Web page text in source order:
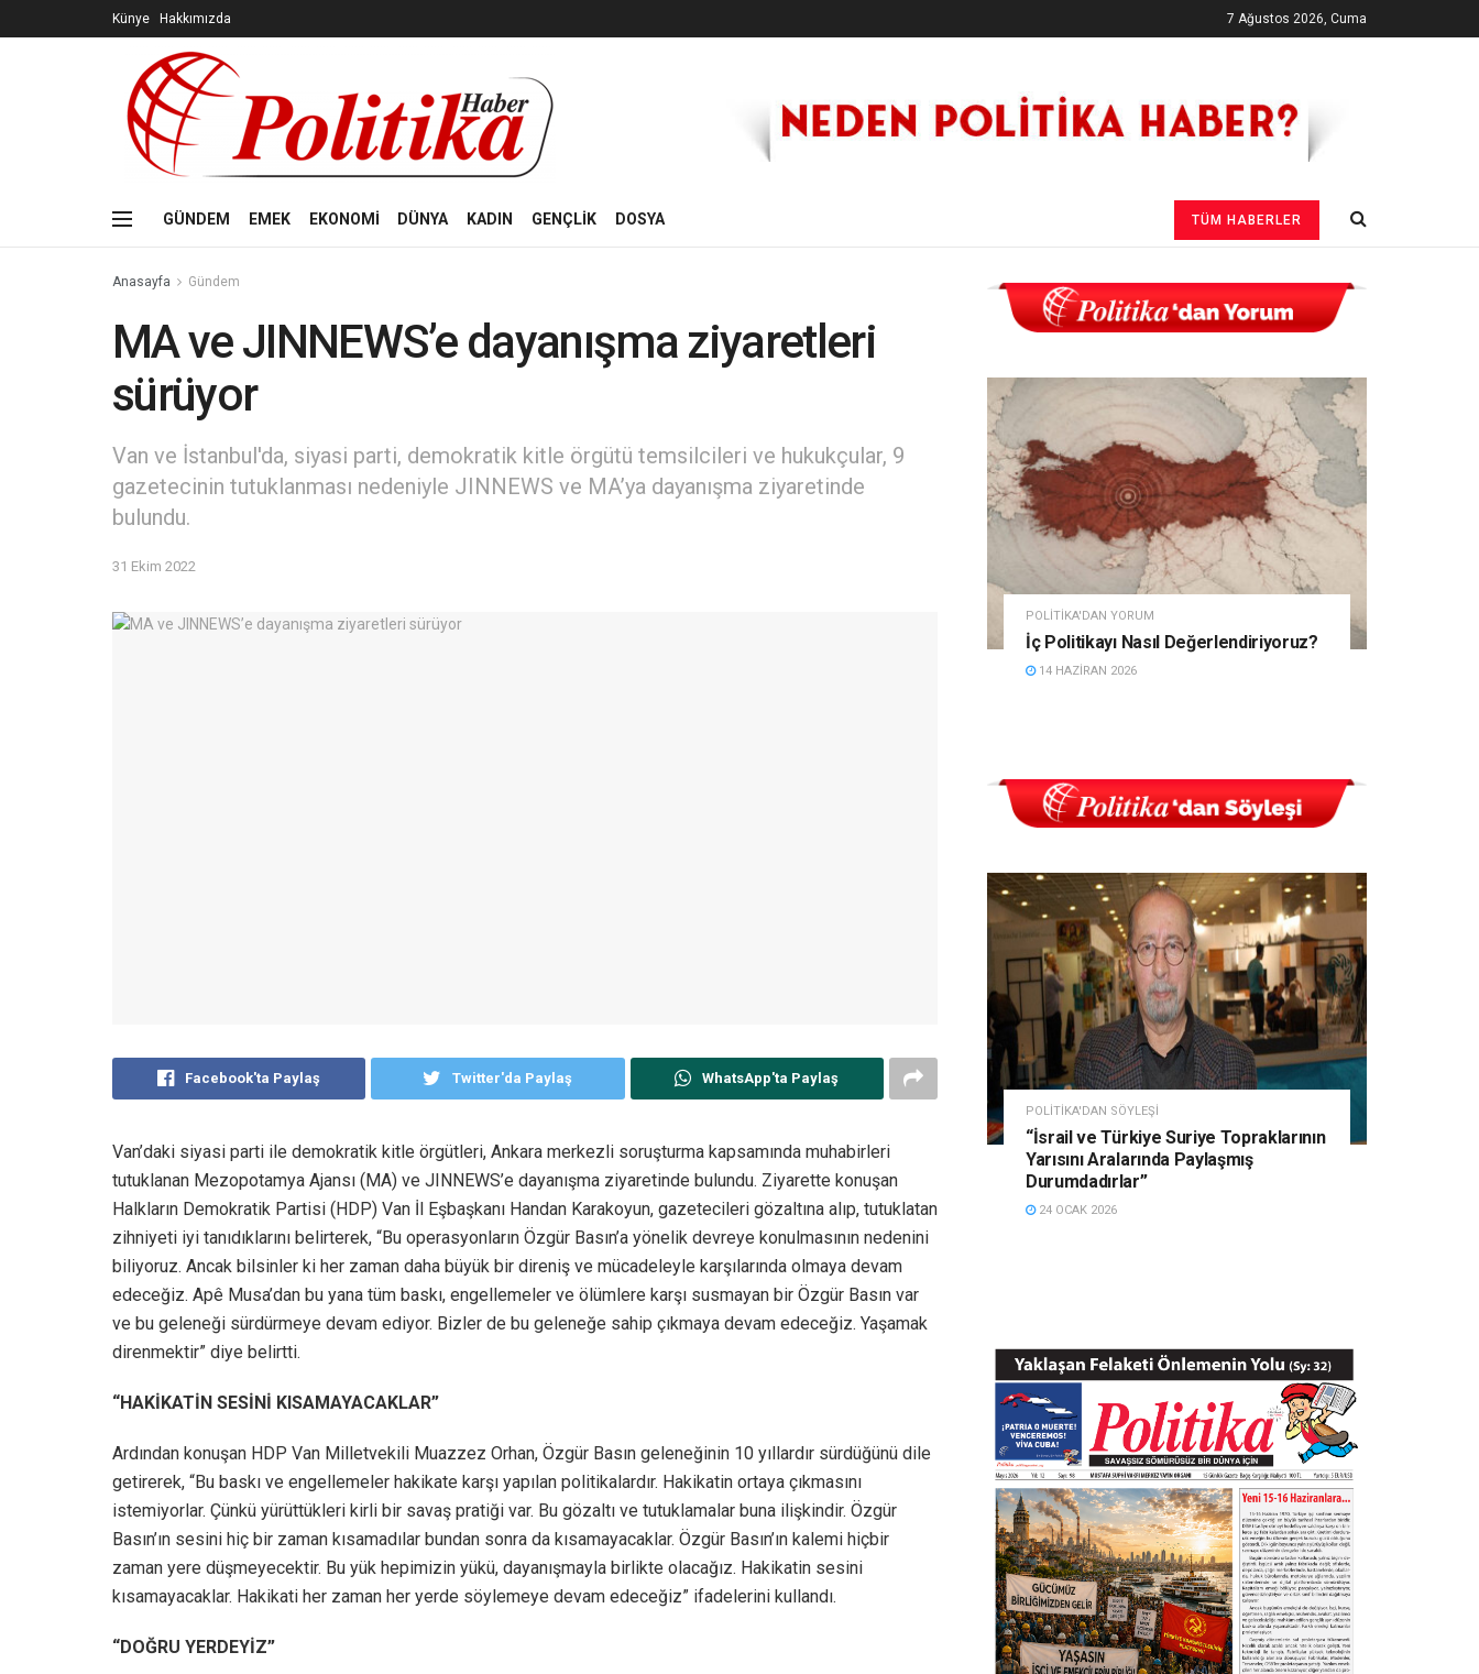
Künye Hakkımızda 7 Ağustos 2026, Cuma
GÜNDEM EMEK EKONOMİ DÜNYA KADIN GENÇLİK DOSYA TÜM HABERLER
Anasayfa Gündem
MA ve JINNEWS’e dayanışma ziyaretleri
sürüyor
Van ve İstanbul'da, siyasi parti, demokratik kitle örgütü temsilcileri ve hukukçular, 9
gazetecinin tutuklanması nedeniyle JINNEWS ve MA’ya dayanışma ziyaretinde
bulundu.
31 Ekim 2022
Facebook'ta Paylaş Twitter'da Paylaş WhatsApp'ta Paylaş
Van’daki siyasi parti ile demokratik kitle örgütleri, Ankara merkezli soruşturma kapsamında muhabirleri
tutuklanan Mezopotamya Ajansı (MA) ve JINNEWS’e dayanışma ziyaretinde bulundu. Ziyarette konuşan
Halkların Demokratik Partisi (HDP) Van İl Eşbaşkanı Handan Karakoyun, gazetecileri gözaltına alıp, tutuklatan
zihniyeti iyi tanıdıklarını belirterek, “Bu operasyonların Özgür Basın’a yönelik devreye konulmasının nedenini
biliyoruz. Ancak bilsinler ki her zaman daha büyük bir direniş ve mücadeleyle karşılarında olmaya devam
edeceğiz. Apê Musa’dan bu yana tüm baskı, engellemeler ve ölümlere karşı susmayan bir Özgür Basın var
ve bu geleneği sürdürmeye devam ediyor. Bizler de bu geleneğe sahip çıkmaya devam edeceğiz. Yaşamak
direnmektir” diye belirtti.
“HAKİKATİN SESİNİ KISAMAYACAKLAR”
Ardından konuşan HDP Van Milletvekili Muazzez Orhan, Özgür Basın geleneğinin 10 yıllardır sürdüğünü dile
getirerek, “Bu baskı ve engellemeler hakikate karşı yapılan politikalardır. Hakikatin ortaya çıkmasını
istemiyorlar. Çünkü yürüttükleri kirli bir savaş pratiği var. Bu gözaltı ve tutuklamalar buna ilişkindir. Özgür
Basın’ın sesini hiç bir zaman kısamadılar bundan sonra da kısamayacaklar. Özgür Basın’ın kalemi hiçbir
zaman yere düşmeyecektir. Bu yük hepimizin yükü, dayanışmayla birlikte olacağız. Hakikatin sesini
kısamayacaklar. Hakikati her zaman her yerde söylemeye devam edeceğiz” ifadelerini kullandı.
“DOĞRU YERDEYİZ”
POLITIKA'DAN YORUM
İç Politikayı Nasıl Değerlendiriyoruz?
14 HAZIRAN 2026
POLITIKA'DAN SÖYLEŞI
“İsrail ve Türkiye Suriye Topraklarının
Yarısını Aralarında Paylaşmış
Durumdadırlar”
24 OCAK 2026